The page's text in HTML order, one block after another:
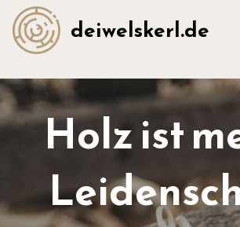
deiwelskerl.de
Holz ist